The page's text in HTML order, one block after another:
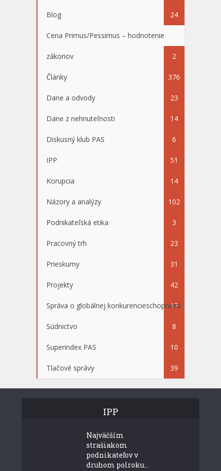
Blog 24
Cena Primus/Pessimus – hodnotenie
zákonov 2
Články 376
Dane a odvody 23
Dane z nehnuteľnosti 14
Diskusný klub PAS 6
IPP 51
Korupcia 14
Názory a analýzy 102
Podnikateľská etika 3
Pracovný trh 23
Prieskumy 31
Projekty 42
Správa o globálnej konkurencieschopnosti
17
Súdnictvo 8
Superindex PAS 10
Tlačové správy 39
IPP
Najväčším
strašiakom
podnikateľov v
druhom polroku...